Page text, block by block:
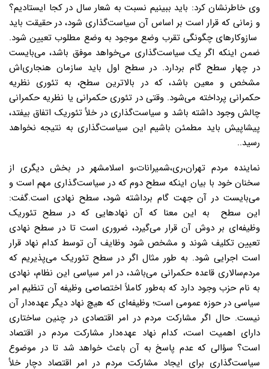
وی خاطرنشان کرد: باید ببینیم نسبت به شعار سال در کجا ایستادیم؟
و زمانی که قرار است بر اساس آن سیاست‌گذاری شود، در حقیقت باید
سازوکارهای چگونگی تقرب وضع موجود به وضع مطلوب تعیین شود.
ضمن اینکه اگر یک سیاست‌گذاری می‌خواهد موفق باشد، می‌بایست
در چهار سطح گام بردارد. در سطح اول باید سازمان‌ هنجاری‌اش
مشخص و معین باشد، که در بالاترین سطح، به تئوری نظریه
حکمرانی پرداخته می‌شود. وقتی در تئوری حکمرانی یا نظریه حکمرانی
چالش وجود داشته باشد و سیاست‌گذاری در خلأ تئوریک اتفاق بیفتد،
پیشاپیش باید مطمئن باشیم این سیاست‌گذاری به نتیجه نخواهد
رسید..
نماینده مردم تهران،ری،شمیرانات،و اسلامشهر در بخش دیگری از
سخنان خود با بیان اینکه سطح دوم که در سیاست‌گذاری مهم است و
می‌بایست در آن جهت گام برداشته شود، سطح نهادی است.گفت:
این سطح به این معنا که آن نهادهایی که در سطح تئوریک
وظیفه‌ای بر دوش آن قرار می‌گیرد، ضروری است تا در سطح نهادی
تعیین تکلیف شوند و مشخص شود وظایف آن توسط کدام نهاد قرار
است اجرایی شود. به طور مثال اگر در سطح تئوریک می‌پذیریم که
مردم‌سالاری قاعده حکمرانی می‌باشد، در امر سیاسی این نظام، نهادی
به نام حزب وجود دارد که به‌طور کاملاً اختصاصی وظیفه‌ آن تنظیم امر
سیاسی در حوزه عمومی است؛ وظیفه‌ای که هیچ نهاد دیگر عهده‌دار آن
نیست. حال اگر مشارکت مردم در امر اقتصادی در چنین ساختاری
دارای اهمیت است، کدام نهاد عهده‌دار مشارکت مردم در اقتصاد
است؟ سؤالی که عدم پاسخ به آن باعث خواهد شد تا در موضوع
سیاست‌گذاری برای ایجاد مشارکت مردم در امر اقتصاد دچار خلأ